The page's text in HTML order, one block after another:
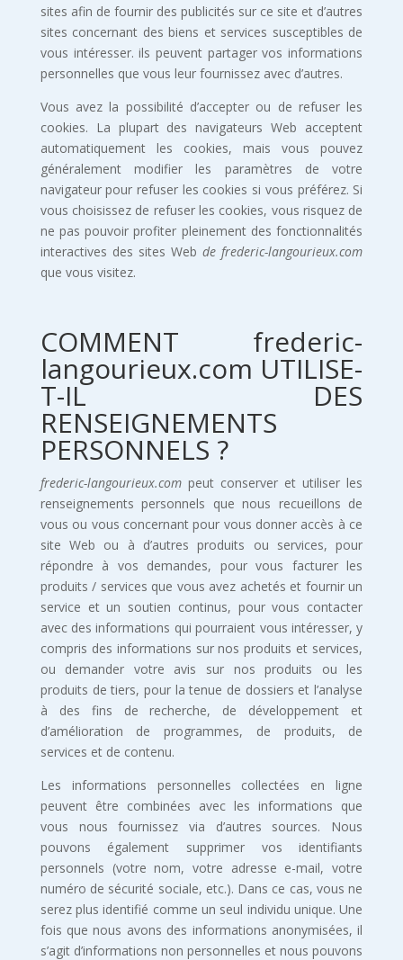
sites afin de fournir des publicités sur ce site et d’autres
sites concernant des biens et services susceptibles de
vous intéresser. ils peuvent partager vos informations
personnelles que vous leur fournissez avec d’autres.
Vous avez la possibilité d’accepter ou de refuser les
cookies. La plupart des navigateurs Web acceptent
automatiquement les cookies, mais vous pouvez
généralement modifier les paramètres de votre
navigateur pour refuser les cookies si vous préférez. Si
vous choisissez de refuser les cookies, vous risquez de
ne pas pouvoir profiter pleinement des fonctionnalités
interactives des sites Webde frederic-langourieux.com
que vous visitez.
COMMENT frederic-
langourieux.com UTILISE-
T-IL DES
RENSEIGNEMENTS
PERSONNELS ?
frederic-langourieux.compeut conserver et utiliser les
renseignements personnels que nous recueillons de
vous ou vous concernant pour vous donner accès à ce
site Web ou à d’autres produits ou services, pour
répondre à vos demandes, pour vous facturer les
produits / services que vous avez achetés et fournir un
service et un soutien continus, pour vous contacter
avec des informations qui pourraient vous intéresser, y
compris des informations sur nos produits et services,
ou demander votre avis sur nos produits ou les
produits de tiers, pour la tenue de dossiers et l’analyse
à des fins de recherche, de développement et
d’amélioration de programmes, de produits, de
services et de contenu.
Les informations personnelles collectées en ligne
peuvent être combinées avec les informations que
vous nous fournissez via d’autres sources. Nous
pouvons également supprimer vos identifiants
personnels (votre nom, votre adresse e-mail, votre
numéro de sécurité sociale, etc.). Dans ce cas, vous ne
serez plus identifié comme un seul individu unique. Une
fois que nous avons des informations anonymisées, il
s’agit d’informations non personnelles et nous pouvons